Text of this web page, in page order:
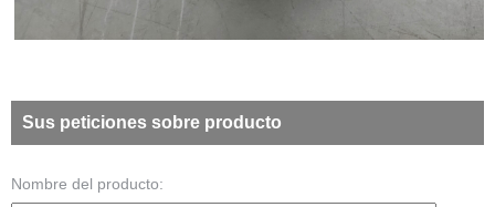
Sus peticiones sobre producto
Nombre del producto: